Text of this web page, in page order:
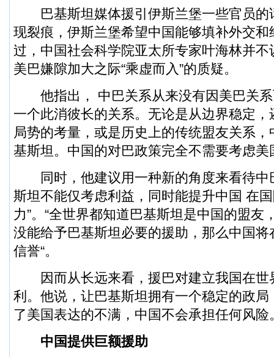
巴基斯坦媒体援引伊斯兰堡一些官员的
现裂痕，伊斯兰堡希望中国能够填补外交
过，中国社会科学院亚太所专家叶海林并
美巴嫌隙加大之际“乘虚而入”的质疑。
他指出， 中巴关系从来没有因美巴关系
一个此消彼长的关系。无论是从边界稳定
局势的考量，或是历史上的传统盟友关系
基斯坦。中国的对巴政策完全不需要考虑美
同时，他建议用一种新的角度来看待中
斯坦不能仅考虑利益，同时能提升中国 在
力”。“全世界都知道巴基斯坦是中国的盟友
没能给予巴基斯坦必要的援助，那么中国
信誉“。
因而从长远来看，援巴对建立我国在世
利。他说，让巴基斯坦拥有一个稳定的政
了美国表达的不满，中国不会承担任何风险
中国提供巨额援助